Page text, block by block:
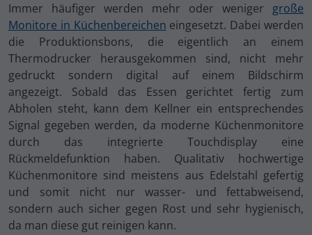
Immer häufiger werden mehr oder weniger große
Monitore in Küchenbereichen eingesetzt. Dabei werden
die Produktionsbons, die eigentlich an einem
Thermodrucker herausgekommen sind, nicht mehr
gedruckt sondern digital auf einem Bildschirm
angezeigt. Sobald das Essen gerichtet fertig zum
Abholen steht, kann dem Kellner ein entsprechendes
Signal gegeben werden, da moderne Küchenmonitore
durch das integrierte Touchdisplay eine
Rückmeldefunktion haben. Qualitativ hochwertige
Küchenmonitore sind meistens aus Edelstahl gefertig
und somit nicht nur wasser- und fettabweisend,
sondern auch sicher gegen Rost und sehr hygienisch,
da man diese gut reinigen kann.